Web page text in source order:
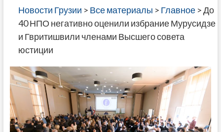
САЙТЕ
n
u
t
o
Новости Грузии > Все материалы > Главное>До
40 НПО негативно оценили избрание Мурусидзе
и Гвритишвили членами Высшего совета
юстиции